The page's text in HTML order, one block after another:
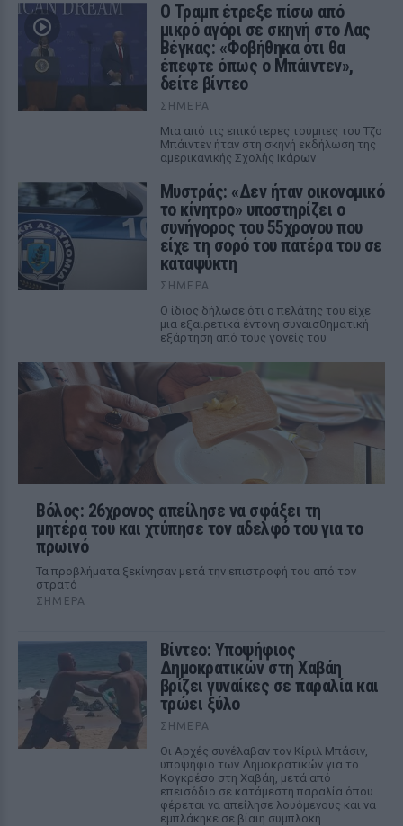
Ο Τραμπ έτρεξε πίσω από
μικρό αγόρι σε σκηνή στο Λας
Βέγκας: «Φοβήθηκα ότι θα
έπεφτε όπως ο Μπάιντεν»,
δείτε βίντεο
ΣΉΜΕΡΑ
Μια από τις επικότερες τούμπες του Τζο
Μπάιντεν ήταν στη σκηνή εκδήλωση της
αμερικανικής Σχολής Ικάρων
Μυστράς: «Δεν ήταν οικονομικό
το κίνητρο» υποστηρίζει ο
συνήγορος του 55χρονου που
είχε τη σορό του πατέρα του σε
καταψύκτη
ΣΉΜΕΡΑ
Ο ίδιος δήλωσε ότι ο πελάτης του είχε
μια εξαιρετικά έντονη συναισθηματική
εξάρτηση από τους γονείς του
Βόλος: 26χρονος απείλησε να σφάξει τη
μητέρα του και χτύπησε τον αδελφό του για το
πρωινό
Τα προβλήματα ξεκίνησαν μετά την επιστροφή του από τον
στρατό
ΣΉΜΕΡΑ
Βίντεο: Υποψήφιος
Δημοκρατικών στη Χαβάη
βρίζει γυναίκες σε παραλία και
τρώει ξύλο
ΣΉΜΕΡΑ
Οι Αρχές συνέλαβαν τον Κίριλ Μπάσιν,
υποψήφιο των Δημοκρατικών για το
Κογκρέσο στη Χαβάη, μετά από
επεισόδιο σε κατάμεστη παραλία όπου
φέρεται να απείλησε λουόμενους και να
εμπλάκηκε σε βίαιη συμπλοκή